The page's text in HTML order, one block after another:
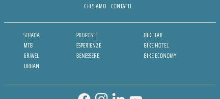
CHI SIAMO CONTATTI
STRADA
MTB
GRAVEL
URBAN
PROPOSTE
ESPERIENZE
BENESSERE
BIKE LAB
BIKE HOTEL
BIKE ECONOMY